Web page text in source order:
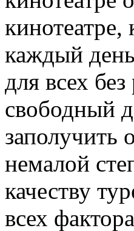
кинотеатре,
каждый
для всех
свободный
заполучить
немалой
качеству
всех